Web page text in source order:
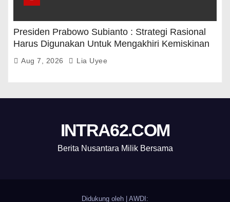
Presiden Prabowo Subianto : Strategi Rasional
Harus Digunakan Untuk Mengakhiri Kemiskinan
Aug 7, 2026 Lia Uyee
INTRA62.COM
Berita Nusantara Milik Bersama
Didukung oleh
AWDI: